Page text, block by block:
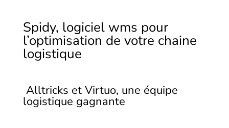
Spidy, logiciel wms pour
l’optimisation de votre chaine
logistique
Alltricks et Virtuo, une équipe
logistique gagnante